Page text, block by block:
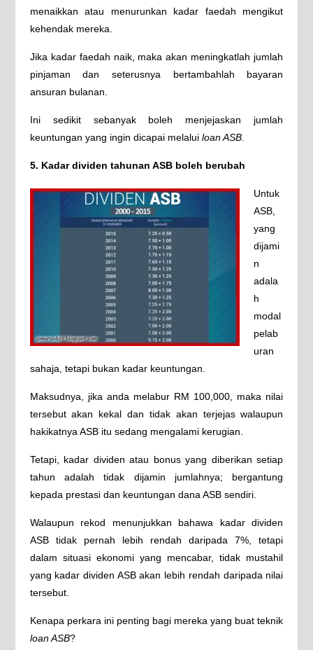
menaikkan atau menurunkan kadar faedah mengikut
kehendak mereka.
Jika kadar faedah naik, maka akan meningkatlah jumlah
pinjaman dan seterusnya bertambahlah bayaran
ansuran bulanan.
Ini sedikit sebanyak boleh menjejaskan jumlah
keuntungan yang ingin dicapai melalui loan ASB.
5. Kadar dividen tahunan ASB boleh berubah
Untuk
ASB,
yang
dijami
n
adala
h
modal
pelab
uran
sahaja, tetapi bukan kadar keuntungan.
Maksudnya, jika anda melabur RM 100,000, maka nilai
tersebut akan kekal dan tidak akan terjejas walaupun
hakikatnya ASB itu sedang mengalami kerugian.
Tetapi, kadar dividen atau bonus yang diberikan setiap
tahun adalah tidak dijamin jumlahnya; bergantung
kepada prestasi dan keuntungan dana ASB sendiri.
Walaupun rekod menunjukkan bahawa kadar dividen
ASB tidak pernah lebih rendah daripada 7%, tetapi
dalam situasi ekonomi yang mencabar, tidak mustahil
yang kadar dividen ASB akan lebih rendah daripada nilai
tersebut.
Kenapa perkara ini penting bagi mereka yang buat teknik
loan ASB?